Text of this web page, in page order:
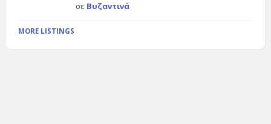
σε Βυζαντινά
MORE LISTINGS